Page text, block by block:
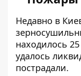
Недавно в
находилось
удалось
пострадали.